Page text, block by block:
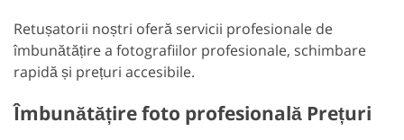
Retușatorii noștri oferă servicii profesionale de
îmbunătățire a fotografiilor profesionale, schimbare
rapidă și prețuri accesibile.
Îmbunătățire foto profesională Prețuri